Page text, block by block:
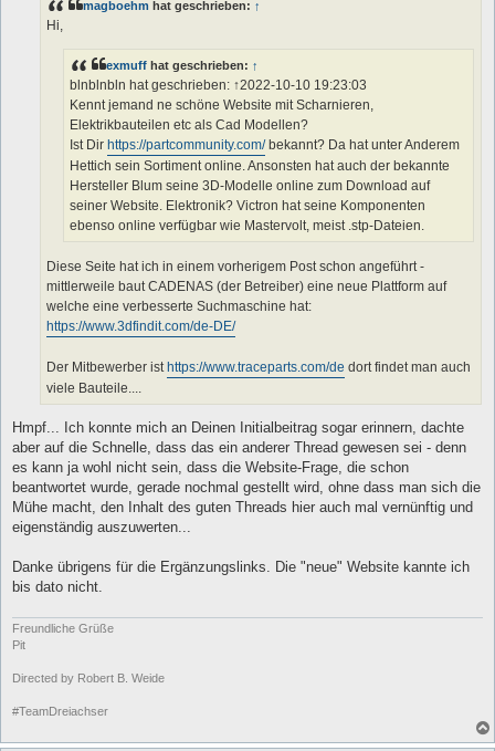
r
a
magboehm hat geschrieben: ↑
Hi,
exmuff hat geschrieben: ↑
blnblnbln hat geschrieben: ↑2022-10-10 19:23:03
Kennt jemand ne schöne Website mit Scharnieren,
Elektrikbauteilen etc als Cad Modellen?
Ist Dir https://partcommunity.com/bekannt? Da hat unter Anderem
Hettich sein Sortiment online. Ansonsten hat auch der bekannte
Hersteller Blum seine 3D-Modelle online zum Download auf
seiner Website. Elektronik? Victron hat seine Komponenten
ebenso online verfügbar wie Mastervolt, meist .stp-Dateien.
Diese Seite hat ich in einem vorherigem Post schon angeführt -
mittlerweile baut CADENAS (der Betreiber) eine neue Plattform auf
welche eine verbesserte Suchmaschine hat:
https://www.3dfindit.com/de-DE/
Der Mitbewerber ist https://www.traceparts.com/de dort findet man auch
viele Bauteile....
Hmpf... Ich konnte mich an Deinen Initialbeitrag sogar erinnern, dachte
aber auf die Schnelle, dass das ein anderer Thread gewesen sei - denn
es kann ja wohl nicht sein, dass die Website-Frage, die schon
beantwortet wurde, gerade nochmal gestellt wird, ohne dass man sich die
Mühe macht, den Inhalt des guten Threads hier auch mal vernünftig und
eigenständig auszuwerten...
Danke übrigens für die Ergänzungslinks. Die "neue" Website kannte ich
bis dato nicht.
Freundliche Grüße
Pit
Directed by Robert B. Weide
#TeamDreiachser